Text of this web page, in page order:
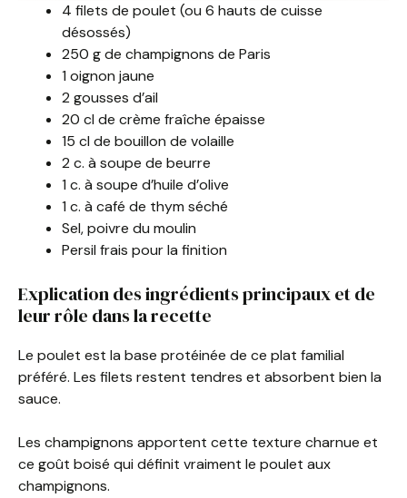
4 filets de poulet (ou 6 hauts de cuisse
désossés)
250 g de champignons de Paris
1 oignon jaune
2 gousses d’ail
20 cl de crème fraîche épaisse
15 cl de bouillon de volaille
2 c. à soupe de beurre
1 c. à soupe d’huile d’olive
1 c. à café de thym séché
Sel, poivre du moulin
Persil frais pour la finition
Explication des ingrédients principaux et de
leur rôle dans la recette
Le poulet est la base protéinée de ce plat familial
préféré. Les filets restent tendres et absorbent bien la
sauce.
Les champignons apportent cette texture charnue et
ce goût boisé qui définit vraiment le poulet aux
champignons.